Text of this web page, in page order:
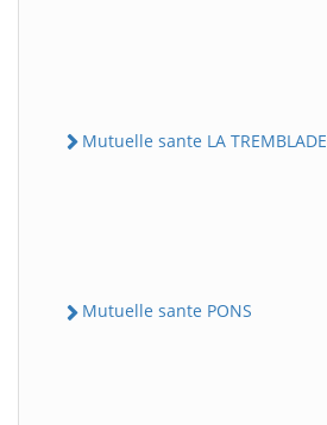
Mutuelle sante LA TREMBLADE
Mutuelle sante PONS